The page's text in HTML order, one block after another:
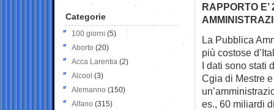
RAPPORTO
La Pubblica
più costose
I dati sono stati
Cgia di Mestre
es., 60 miliardi
Categorie
100 giorni (5)
Aborto (20)
Acca Larentia (2)
Alcool (3)
Alemanno (150)
Alfano (315)